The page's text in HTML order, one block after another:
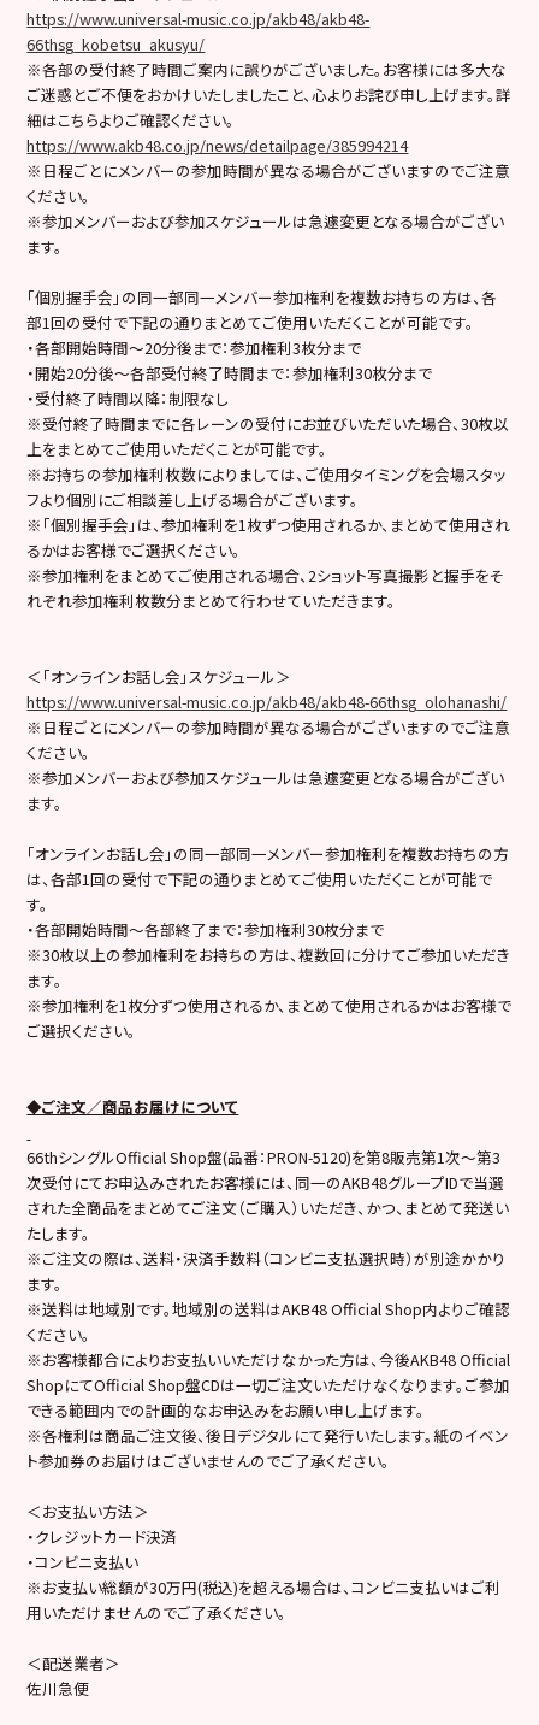
https://www.universal-music.co.jp/akb48/akb48-
66thsg_kobetsu_akusyu/
※各部の受付終了時間ご案内に誤りがございました。お客様には多大な
ご迷惑とご不便をおかけいたしましたこと、心よりお詫び申し上げます。詳
細はこちらよりご確認ください。
https://www.akb48.co.jp/news/detailpage/385994214
※日程ごとにメンバーの参加時間が異なる場合がございますのでご注意
ください。
※参加メンバーおよび参加スケジュールは急遽変更となる場合がござい
ます。
「個別握手会」の同一部同一メンバー参加権利を複数お持ちの方は、各
部1回の受付で下記の通りまとめてご使用いただくことが可能です。
・各部開始時間～20分後まで：参加権利3枚分まで
・開始20分後〜各部受付終了時間まで：参加権利30枚分まで
・受付終了時間以降：制限なし
※受付終了時間までに各レーンの受付にお並びいただいた場合、30枚以
上をまとめてご使用いただくことが可能です。
※お持ちの参加権利枚数によりましては、ご使用タイミングを会場スタッ
フより個別にご相談差し上げる場合がございます。
※「個別握手会」は、参加権利を1枚ずつ使用されるか、まとめて使用され
るかはお客様でご選択ください。
※参加権利をまとめてご使用される場合、2ショット写真撮影と握手をそ
れぞれ参加権利枚数分まとめて行わせていただきます。
＜「オンラインお話し会」スケジュール＞
https://www.universal-music.co.jp/akb48/akb48-66thsg_olohanashi/
※日程ごとにメンバーの参加時間が異なる場合がございますのでご注意
ください。
※参加メンバーおよび参加スケジュールは急遽変更となる場合がござい
ます。
「オンラインお話し会」の同一部同一メンバー参加権利を複数お持ちの方
は、各部1回の受付で下記の通りまとめてご使用いただくことが可能で
す。
・各部開始時間～各部終了まで：参加権利30枚分まで
※30枚以上の参加権利をお持ちの方は、複数回に分けてご参加いただき
ます。
※参加権利を1枚分ずつ使用されるか、まとめて使用されるかはお客様で
ご選択ください。
◆ご注文／商品お届けについて
66thシングルOfficial Shop盤(品番：PRON-5120)を第8販売第1次～第3
次受付にてお申込みされたお客様には、同一のAKB48グループIDで当選
された全商品をまとめてご注文（ご購入）いただき、かつ、まとめて発送い
たします。
※ご注文の際は、送料・決済手数料（コンビニ支払選択時）が別途かかり
ます。
※送料は地域別です。地域別の送料はAKB48 Official Shop内よりご確認
ください。
※お客様都合によりお支払いいただけなかった方は、今後AKB48 Official
ShopにてOfficial Shop盤CDは一切ご注文いただけなくなります。ご参加
できる範囲内での計画的なお申込みをお願い申し上げます。
※各権利は商品ご注文後、後日デジタルにて発行いたします。紙のイベン
ト参加券のお届けはございませんのでご了承ください。
＜お支払い方法＞
・クレジットカード決済
・コンビニ支払い
※お支払い総額が30万円(税込)を超える場合は、コンビニ支払いはご利
用いただけませんのでご了承ください。
＜配送業者＞
佐川急便